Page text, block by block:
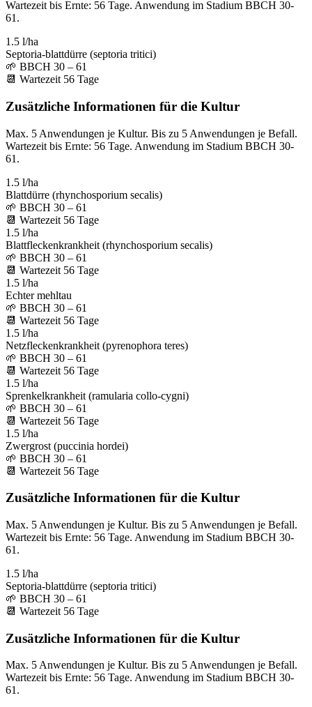
Wartezeit bis Ernte: 56 Tage. Anwendung im Stadium BBCH 30-
61.
1.5 l/ha
Septoria-blattdürre (septoria tritici)
🌱 BBCH 30 – 61
📆 Wartezeit 56 Tage
Zusätzliche Informationen für die Kultur
Max. 5 Anwendungen je Kultur. Bis zu 5 Anwendungen je Befall.
Wartezeit bis Ernte: 56 Tage. Anwendung im Stadium BBCH 30-
61.
1.5 l/ha
Blattdürre (rhynchosporium secalis)
🌱 BBCH 30 – 61
📆 Wartezeit 56 Tage
1.5 l/ha
Blattfleckenkrankheit (rhynchosporium secalis)
🌱 BBCH 30 – 61
📆 Wartezeit 56 Tage
1.5 l/ha
Echter mehltau
🌱 BBCH 30 – 61
📆 Wartezeit 56 Tage
1.5 l/ha
Netzfleckenkrankheit (pyrenophora teres)
🌱 BBCH 30 – 61
📆 Wartezeit 56 Tage
1.5 l/ha
Sprenkelkrankheit (ramularia collo-cygni)
🌱 BBCH 30 – 61
📆 Wartezeit 56 Tage
1.5 l/ha
Zwergrost (puccinia hordei)
🌱 BBCH 30 – 61
📆 Wartezeit 56 Tage
Zusätzliche Informationen für die Kultur
Max. 5 Anwendungen je Kultur. Bis zu 5 Anwendungen je Befall.
Wartezeit bis Ernte: 56 Tage. Anwendung im Stadium BBCH 30-
61.
1.5 l/ha
Septoria-blattdürre (septoria tritici)
🌱 BBCH 30 – 61
📆 Wartezeit 56 Tage
Zusätzliche Informationen für die Kultur
Max. 5 Anwendungen je Kultur. Bis zu 5 Anwendungen je Befall.
Wartezeit bis Ernte: 56 Tage. Anwendung im Stadium BBCH 30-
61.